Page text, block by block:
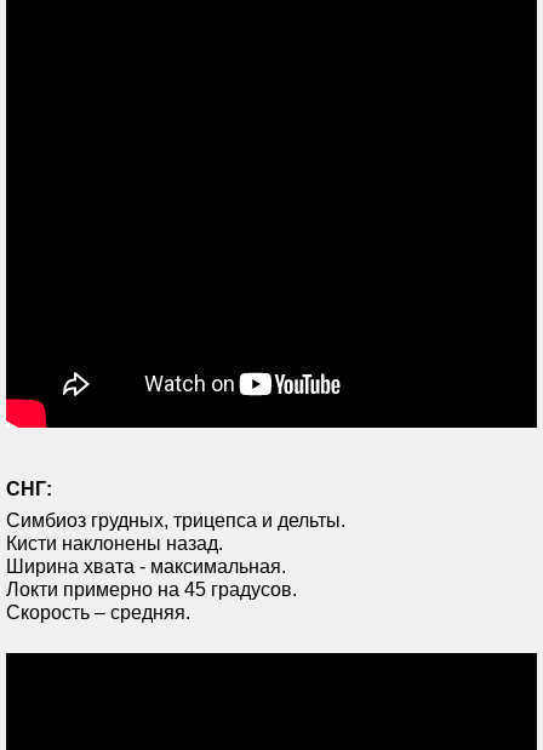
СНГ:
Симбиоз грудных, трицепса и дельты.
Кисти наклонены назад.
Ширина хвата - максимальная.
Локти примерно на 45 градусов.
Скорость – средняя.